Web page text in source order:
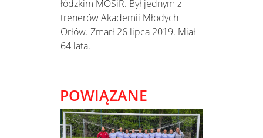
łódzkim MOSiR. Był jednym z
trenerów Akademii Młodych
Orłów. Zmarł 26 lipca 2019. Miał
64 lata.
POWIĄZANE